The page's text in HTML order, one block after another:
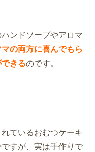
ンドソープやアロマ
の両方に喜んでもら
きるのです。
ているおむつケーキ
すが、実は手作りで